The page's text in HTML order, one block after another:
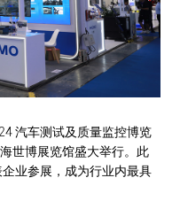
汽车测试及质量监控博览
世博展览馆盛大举行。此
业参展，成为行业内最具